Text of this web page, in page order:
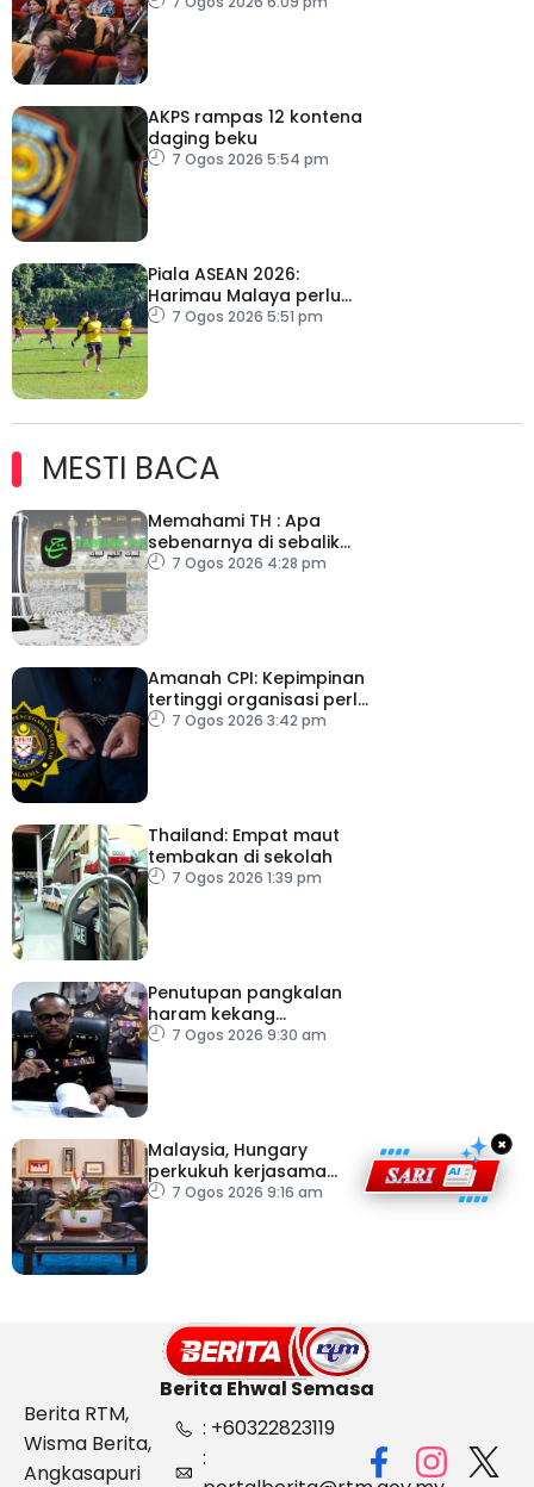
AKPS rampas 12 kontena
daging beku
7 Ogos 2026 5:54 pm
Piala ASEAN 2026:
Harimau Malaya perlu
lebih agresif
7 Ogos 2026 5:51 pm
MESTI BACA
Memahami TH : Apa
sebenarnya di sebalik
angka
7 Ogos 2026 4:28 pm
Amanah CPI: Kepimpinan
tertinggi organisasi perlu
pacu reformasi radikal
7 Ogos 2026 3:42 pm
Thailand: Empat maut
tembakan di sekolah
7 Ogos 2026 1:39 pm
Penutupan pangkalan
haram kekang
penyeludupan di
7 Ogos 2026 9:30 am
Malaysia, Hungary
perkukuh kerjasama
sektor pertanian
7 Ogos 2026 9:16 am
×
Berita Ehwal Semasa
Berita RTM,
Wisma Berita,
Angkasapuri
: +60322823119
: